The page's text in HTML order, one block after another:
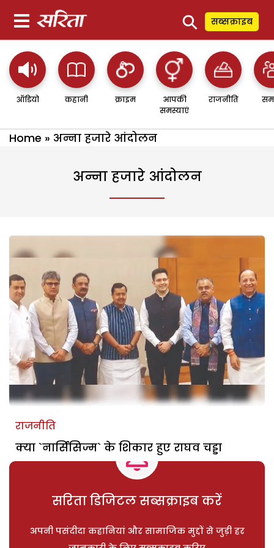
⚲ सब्सक्राइब
ऑडियो कहानी क्राइम
आपकी
समस्याएं
राजनीति
Home » अन्ना हजारे आंदोलन
अन्ना हजारे आंदोलन
राजनीति
क्या `नार्सिसिज्म` के शिकार हुए राघव चड्डा
सरिता डिजिटल सब्सक्राइब करें
अपनी पसंदीदा कहानियां और सामाजिक मुद्दों से जुड़ी हर